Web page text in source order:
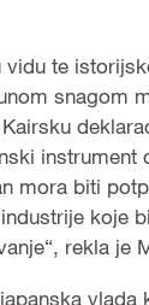
vidu te
snagom
instrument
mora biti
koje
rekla je
vlada